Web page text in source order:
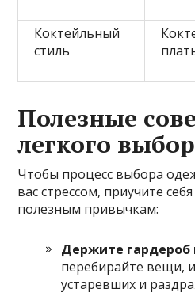
Коктейльный
стиль
Полезные
легкого
Чтобы процесс выбора
вас стрессом, приучите
полезным привычкам:
Держите гардероб
перебирайте вещи,
устаревших и